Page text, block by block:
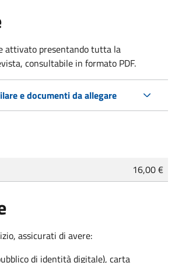
attivato presentando tutta la
consultabile in formato PDF.
e documenti da allegare
16,00 €
assicurati di avere:
di identità digitale), carta